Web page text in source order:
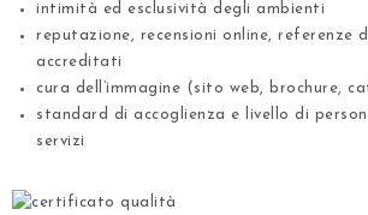
intimità ed esclusività degli ambienti
reputazione, recensioni online, referenze
accreditati
cura dell’immagine ( sito web, brochure,
standard di accoglienza e livello di
servizi